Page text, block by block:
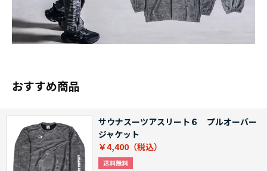
おすすめ商品
サウナスーツアスリート６ プルオーバー
ジャケット
￥4,400